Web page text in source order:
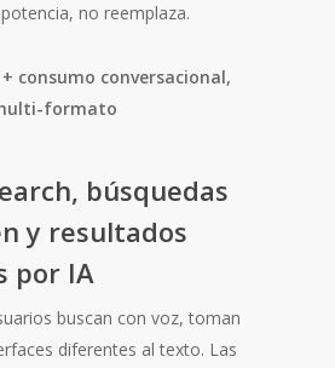
no reemplaza.
consumo conversacional,
formato
búsquedas
y resultados
por IA
buscan con voz, toman
diferentes al texto. Las